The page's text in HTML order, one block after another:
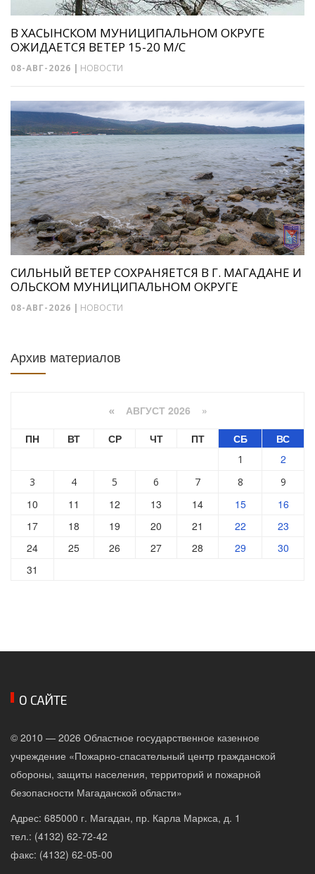
В ХАСЫНСКОМ МУНИЦИПАЛЬНОМ ОКРУГЕ
ОЖИДАЕТСЯ ВЕТЕР 15-20 М/С
08-АВГ-2026 | НОВОСТИ
СИЛЬНЫЙ ВЕТЕР СОХРАНЯЕТСЯ В Г. МАГАДАНЕ И
ОЛЬСКОМ МУНИЦИПАЛЬНОМ ОКРУГЕ
08-АВГ-2026 | НОВОСТИ
Архив материалов
« АВГУСТ 2026 »
ПН
ВТ СР ЧТ ПТ СБ ВС
1 2
3 4 5 6 7 8 9
10 11 12 13 14 15
16
17
18 19 20 21 22
23
24
25 26 27 28 29
30
31
О САЙТЕ
© 2010 — 2026 Областное государственное казенное
учреждение «Пожарно-спасательный центр гражданской
обороны, защиты населения, территорий и пожарной
безопасности Магаданской области»
Адрес: 685000 г. Магадан, пр. Карла Маркса, д. 1
тел.: (4132) 62-72-42
факс: (4132) 62-05-00